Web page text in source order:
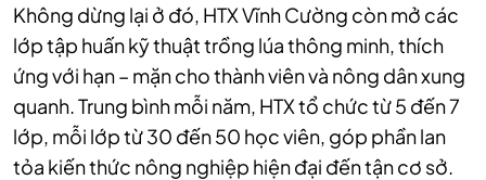
Không dừng lại ở đó, HTX Vĩnh Cường còn mở các
lớp tập huấn kỹ thuật trồng lúa thông minh, thích
ứng với hạn – mặn cho thành viên và nông dân xung
quanh. Trung bình mỗi năm, HTX tổ chức từ 5 đến 7
lớp, mỗi lớp từ 30 đến 50 học viên, góp phần lan
tỏa kiến thức nông nghiệp hiện đại đến tận cơ sở.